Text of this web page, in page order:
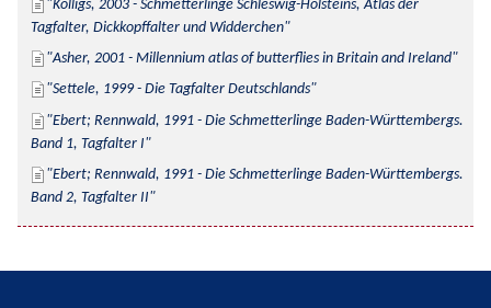
Kolligs, 2003 - Schmetterlinge Schleswig-Holsteins, Atlas der
Tagfalter, Dickkopffalter und Widderchen
Asher, 2001 - Millennium atlas of butterflies in Britain and Ireland
Settele, 1999 - Die Tagfalter Deutschlands
Ebert; Rennwald, 1991 - Die Schmetterlinge Baden-Württembergs.
Band 1, Tagfalter I
Ebert; Rennwald, 1991 - Die Schmetterlinge Baden-Württembergs.
Band 2, Tagfalter II